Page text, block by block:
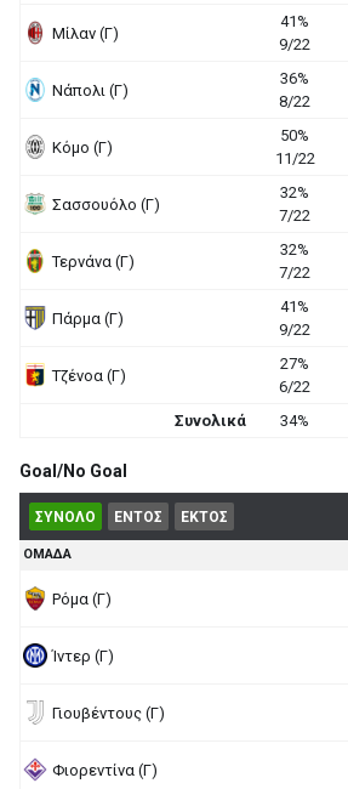
Μίλαν (Γ)
41%
9/22
Νάπολι (Γ)
36%
8/22
Κόμο (Γ)
50%
11/22
Σασσουόλο (Γ)
32%
7/22
Τερνάνα (Γ)
32%
7/22
Πάρμα (Γ)
41%
9/22
Τζένοα (Γ)
27%
6/22
Συνολικά
34%
Goal/No Goal
ΣΥΝΟΛΟ ΕΝΤΟΣ ΕΚΤΟΣ
ΟΜΑΔΑ
Ρόμα (Γ)
Ίντερ (Γ)
Γιουβέντους (Γ)
Φιορεντίνα (Γ)